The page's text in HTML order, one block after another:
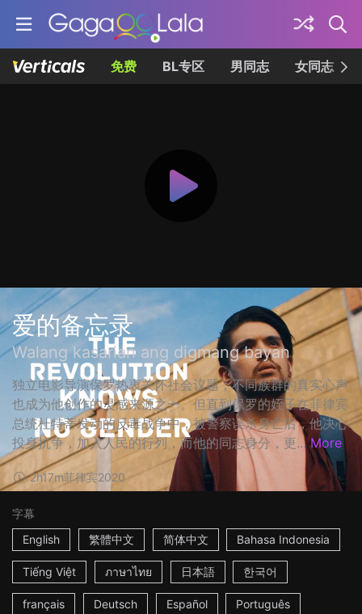
免费 BL专区 男同志 女同志
爱的备忘录
Walang kasarian ang digmang bayan
独立电影导演保罗热衷关怀社会议题，不同族群的真实心声
也成为他创作的灵感来源之一。但直到保罗的姪子在菲律宾
总统杜特蒂发动的反毒战争中，被警察误杀身亡后，他决心
投身抗争，加入人民的行列，而他的同志身分，更... More
2h17m菲律宾2020
字幕
English
繁體中文 简体中文 Bahasa Indonesia
Tiếng Việt ภาษาไทย 日本語 한국어
français Deutsch Español Português